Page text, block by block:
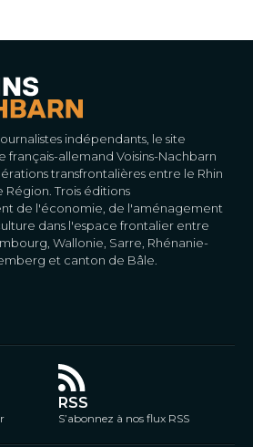
indépendants, le site
français-allemand Voisins-Nachbarn
transfrontalières entre le Rhin
Trois éditions
de l'économie, de l'aménagement
dans l'espace frontalier entre
Wallonie, Sarre, Rhénanie-
et canton de Bâle.
RSS
S’abonnez à nos flux RSS